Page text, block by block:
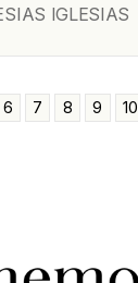
IGLESIAS
6 7 8 9 10